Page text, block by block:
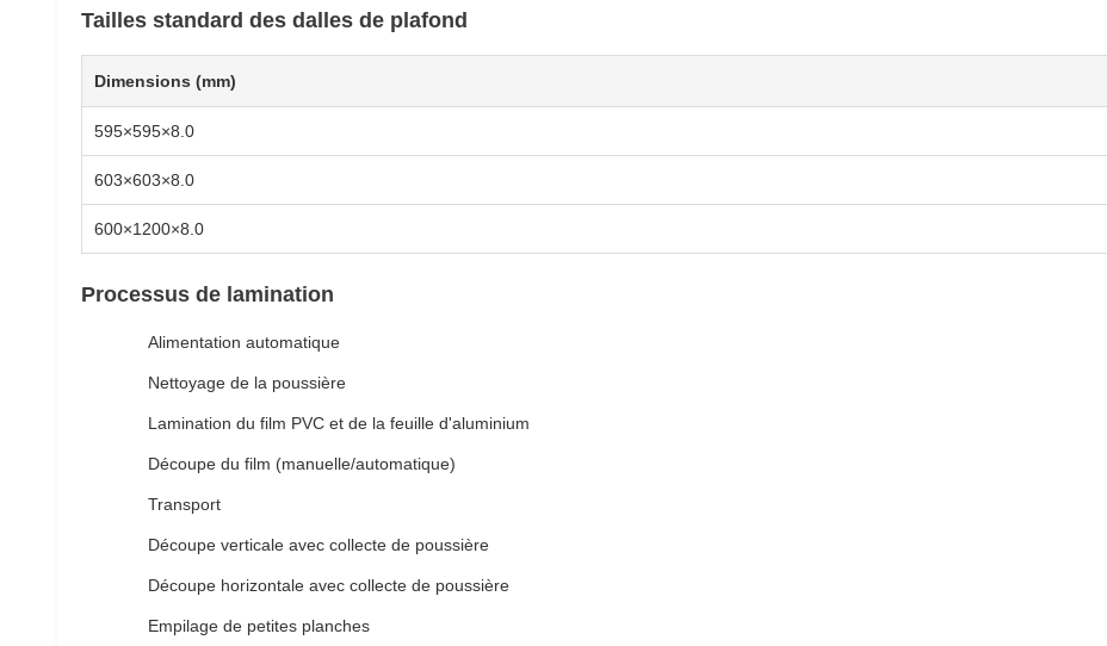
Tailles standard des dalles de plafond
Dimensions (mm)
595×595×8.0
603×603×8.0
600×1200×8.0
Processus de lamination
Alimentation automatique
Nettoyage de la poussière
Lamination du film PVC et de la feuille d'aluminium
Découpe du film (manuelle/automatique)
Transport
Découpe verticale avec collecte de poussière
Découpe horizontale avec collecte de poussière
Empilage de petites planches